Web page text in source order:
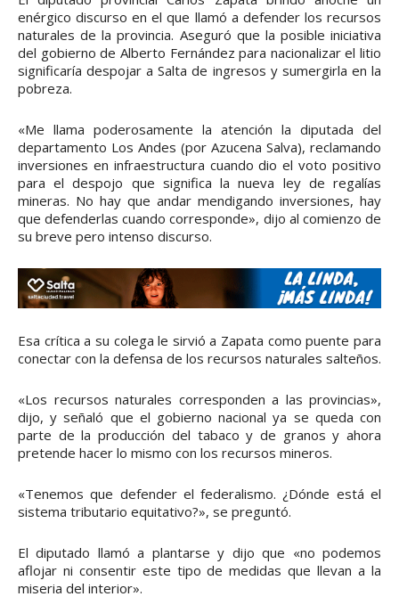
enérgico discurso en el que llamó a defender los recursos
naturales de la provincia. Aseguró que la posible iniciativa
del gobierno de Alberto Fernández para nacionalizar el litio
significaría despojar a Salta de ingresos y sumergirla en la
pobreza.
«Me llama poderosamente la atención la diputada del
departamento Los Andes (por Azucena Salva), reclamando
inversiones en infraestructura cuando dio el voto positivo
para el despojo que significa la nueva ley de regalías
mineras. No hay que andar mendigando inversiones, hay
que defenderlas cuando corresponde», dijo al comienzo de
su breve pero intenso discurso.
Esa crítica a su colega le sirvió a Zapata como puente para
conectar con la defensa de los recursos naturales salteños.
«Los recursos naturales corresponden a las provincias»,
dijo, y señaló que el gobierno nacional ya se queda con
parte de la producción del tabaco y de granos y ahora
pretende hacer lo mismo con los recursos mineros.
«Tenemos que defender el federalismo. ¿Dónde está el
sistema tributario equitativo?», se preguntó.
El diputado llamó a plantarse y dijo que «no podemos
aflojar ni consentir este tipo de medidas que llevan a la
miseria del interior».